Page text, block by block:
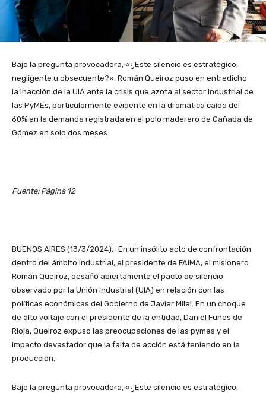
Bajo la pregunta provocadora, «¿Este silencio es estratégico,
negligente u obsecuente?», Román Queiroz puso en entredicho
la inacción de la UIA ante la crisis que azota al sector industrial de
las PyMEs, particularmente evidente en la dramática caída del
60% en la demanda registrada en el polo maderero de Cañada de
Gómez en solo dos meses.
Fuente: Página 12
BUENOS AIRES (13/3/2024).- En un insólito acto de confrontación
dentro del ámbito industrial, el presidente de FAIMA, el misionero
Román Queiroz, desafió abiertamente el pacto de silencio
observado por la Unión Industrial (UIA) en relación con las
políticas económicas del Gobierno de Javier Milei. En un choque
de alto voltaje con el presidente de la entidad, Daniel Funes de
Rioja, Queiroz expuso las preocupaciones de las pymes y el
impacto devastador que la falta de acción está teniendo en la
producción.
Bajo la pregunta provocadora, «¿Este silencio es estratégico,